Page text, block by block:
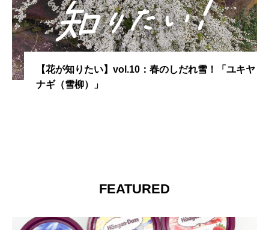
【花が知りたい】vol.10：春のしだれ雪！「ユキヤ
ナギ（雪柳）」
FEATURED